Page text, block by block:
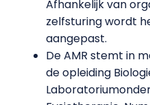
Afhankelijk van
zelfsturing wordt
aangepast.
De AMR stemt in
de opleiding